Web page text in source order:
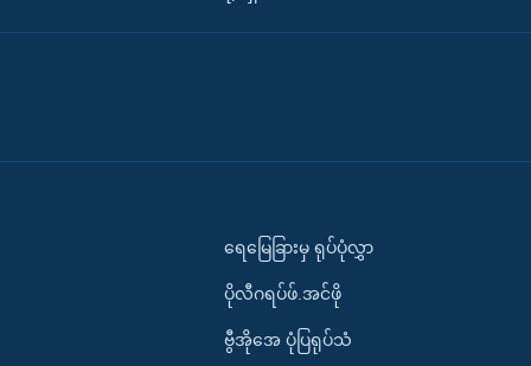
ရေမြေခြားမှ ရုပ်ပုံလွှာ
ပိုလီဂရပ်ဖ်.အင်ဖို
ဗွီအိုအေ ပုံပြရုပ်သံ